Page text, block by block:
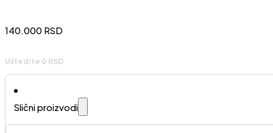
140.000RSD
Uštedite 0 RSD
Slični proizvodi